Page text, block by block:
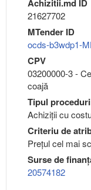
Achizitii.md ID
21627702
MTender ID
ocds-b3wdp1-
CPV
03200000-3 -
coajă
Tipul
Achiziții cu
Criteriu de
Preţul cel mai
Surse de
20574182